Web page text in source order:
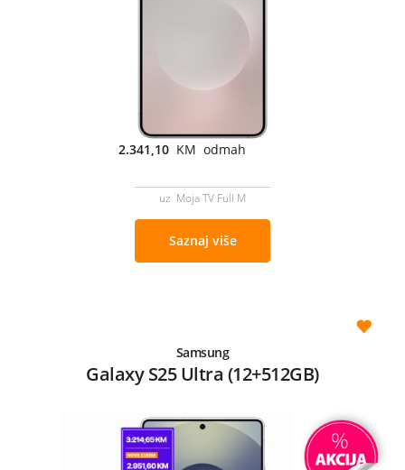
2.341,10 KM odmah
uz Moja TV Full M
Saznaj više
Samsung
Galaxy S25 Ultra (12+512GB)